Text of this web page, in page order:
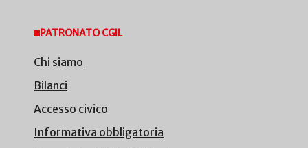
PATRONATO CGIL
Chi siamo
Bilanci
Accesso civico
Informativa obbligatoria